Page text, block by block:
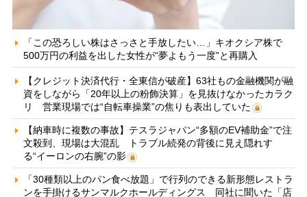
「この恐ろしい株はさっさと手放したい…」キオクシア株で
500万円の利益を出した女性が“夢よもう一度”と再購入
【クレジット決済代行・全東信が破産】63社もの金融機関が融
資をしながら「20年以上の粉飾決算」を見抜けなかったカラク
リ 営業現場では“自転車操業”の焦りも表出していた
【納車時に複数の事故】テスラジャパン“多額のEV補助金”で注
文殺到、現場は大混乱 トラブル続発の背後に見え隠れす
る“イーロンの右腕”の影
「30種類以上のパン食べ放題」で行列のできる新形態レストラ
ンを手掛けるサンマルクホールディングス 同社に聞いた「店